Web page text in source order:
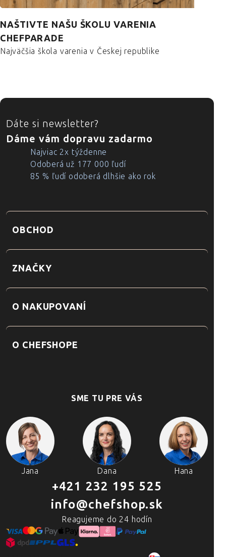
NAŠTIVTE NAŠU ŠKOLU VARENIA
CHEFPARADE
Najväčšia škola varenia v Českej republike
ZÁPÄTIE
Dáte si newsletter?
Dáme vám dopravu zadarmo
Najviac 2x týždenne
Odoberá už 177 000 ľudí
85 % ľudí odoberá dlhšie ako rok
OBCHOD
ZNAČKY
O NAKUPOVANÍ
O CHEFSHOPE
SME TU PRE VÁS
Jana Dana Hana
+421 232 195 525
info@chefshop.sk
Reagujeme do 24 hodín